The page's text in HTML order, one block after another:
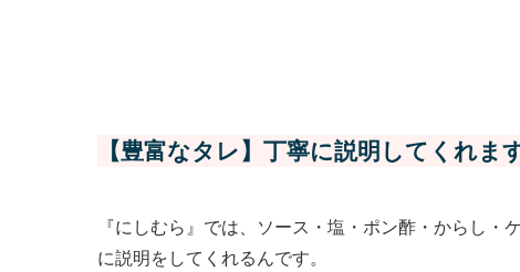
【豊富なタレ】丁寧に説明してくれま
『にしむら』では、ソース・塩・ポン酢・からし
に説明をしてくれるんです。